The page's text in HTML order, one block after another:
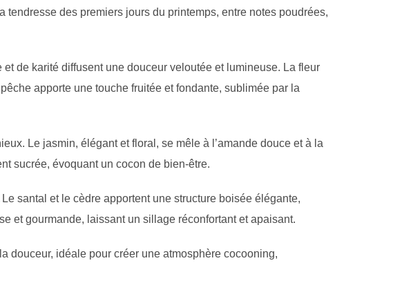
des premiers jours du printemps, entre notes poudrées,
de karité diffusent une douceur veloutée et lumineuse. La fleur
apporte une touche fruitée et fondante, sublimée par la
Le jasmin, élégant et floral, se mêle à l’amande douce et à la
sucrée, évoquant un cocon de bien-être.
santal et le cèdre apportent une structure boisée élégante,
et gourmande, laissant un sillage réconfortant et apaisant.
douceur, idéale pour créer une atmosphère cocooning,